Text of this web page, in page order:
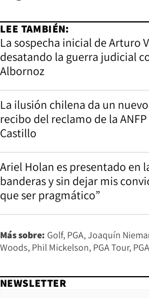
LEE TAMBIÉN:
La sospecha inicial de Arturo
desatando la guerra judicial
Albornoz
La ilusión chilena da un nuevo
recibo del reclamo de la
Castillo
Ariel Holan es presentado en
banderas y sin dejar mis
que ser pragmático”
Más sobre: Golf PGA Joaquín
Woods Phil Mickelson PGA Tour
NEWSLETTER